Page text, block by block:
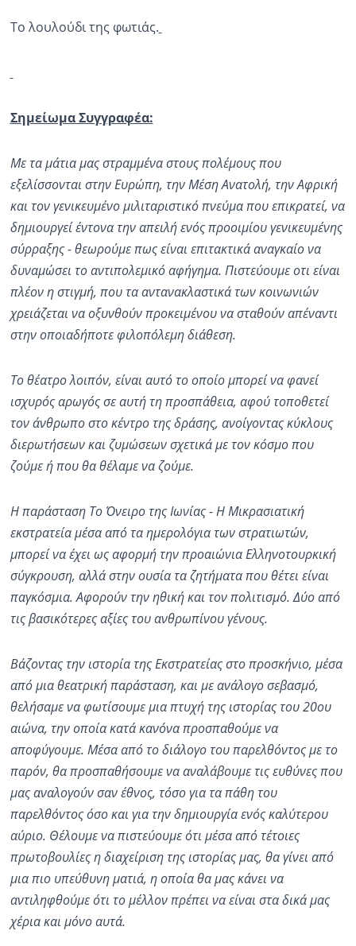
Το λουλούδι της φωτιάς.
Σημείωμα Συγγραφέα:
Με τα μάτια μας στραμμένα στους πολέμους που
εξελίσσονται στην Ευρώπη, την Μέση Ανατολή, την Αφρική
και τον γενικευμένο μιλιταριστικό πνεύμα που επικρατεί, να
δημιουργεί έντονα την απειλή ενός προοιμίου γενικευμένης
σύρραξης - θεωρούμε πως είναι επιτακτικά αναγκαίο να
δυναμώσει το αντιπολεμικό αφήγημα. Πιστεύουμε οτι είναι
πλέον η στιγμή, που τα αντανακλαστικά των κοινωνιών
χρειάζεται να οξυνθούν προκειμένου να σταθούν απέναντι
στην οποιαδήποτε φιλοπόλεμη διάθεση.
Το θέατρο λοιπόν, είναι αυτό το οποίο μπορεί να φανεί
ισχυρός αρωγός σε αυτή τη προσπάθεια, αφού τοποθετεί
τον άνθρωπο στο κέντρο της δράσης, ανοίγοντας κύκλους
διερωτήσεων και ζυμώσεων σχετικά με τον κόσμο που
ζούμε ή που θα θέλαμε να ζούμε.
Η παράσταση Το Όνειρο της Ιωνίας - Η Μικρασιατική
εκστρατεία μέσα από τα ημερολόγια των στρατιωτών,
μπορεί να έχει ως αφορμή την προαιώνια Ελληνοτουρκική
σύγκρουση, αλλά στην ουσία τα ζητήματα που θέτει είναι
παγκόσμια. Αφορούν την ηθική και τον πολιτισμό. Δύο από
τις βασικότερες αξίες του ανθρωπίνου γένους.
Βάζοντας την ιστορία της Εκστρατείας στο προσκήνιο, μέσα
από μια θεατρική παράσταση, και με ανάλογο σεβασμό,
θελήσαμε να φωτίσουμε μια πτυχή της ιστορίας του 20ου
αιώνα, την οποία κατά κανόνα προσπαθούμε να
αποφύγουμε. Μέσα από το διάλογο του παρελθόντος με το
παρόν, θα προσπαθήσουμε να αναλάβουμε τις ευθύνες που
μας αναλογούν σαν έθνος, τόσο για τα πάθη του
παρελθόντος όσο και για την δημιουργία ενός καλύτερου
αύριο. Θέλουμε να πιστεύουμε ότι μέσα από τέτοιες
πρωτοβουλίες η διαχείριση της ιστορίας μας, θα γίνει από
μια πιο υπεύθυνη ματιά, η οποία θα μας κάνει να
αντιληφθούμε ότι το μέλλον πρέπει να είναι στα δικά μας
χέρια και μόνο αυτά.